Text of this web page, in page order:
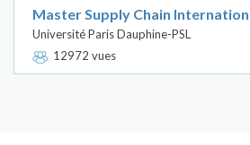
Master Supply Chain
Université Paris Dauphine-PSL
12972 vues